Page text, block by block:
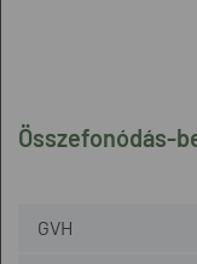
Összefonódás-
GVH